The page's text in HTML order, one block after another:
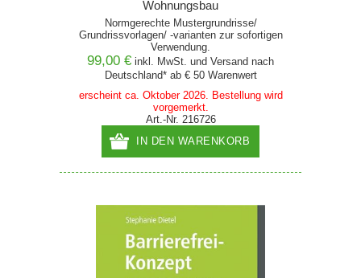
Wohnungsbau
Normgerechte Mustergrundrisse/
Grundrissvorlagen/ -varianten zur sofortigen
Verwendung.
99,00 € inkl. MwSt. und Versand nach
Deutschland* ab € 50 Warenwert
erscheint ca. Oktober 2026. Bestellung wird
vorgemerkt.
Art.-Nr. 216726
IN DEN WARENKORB